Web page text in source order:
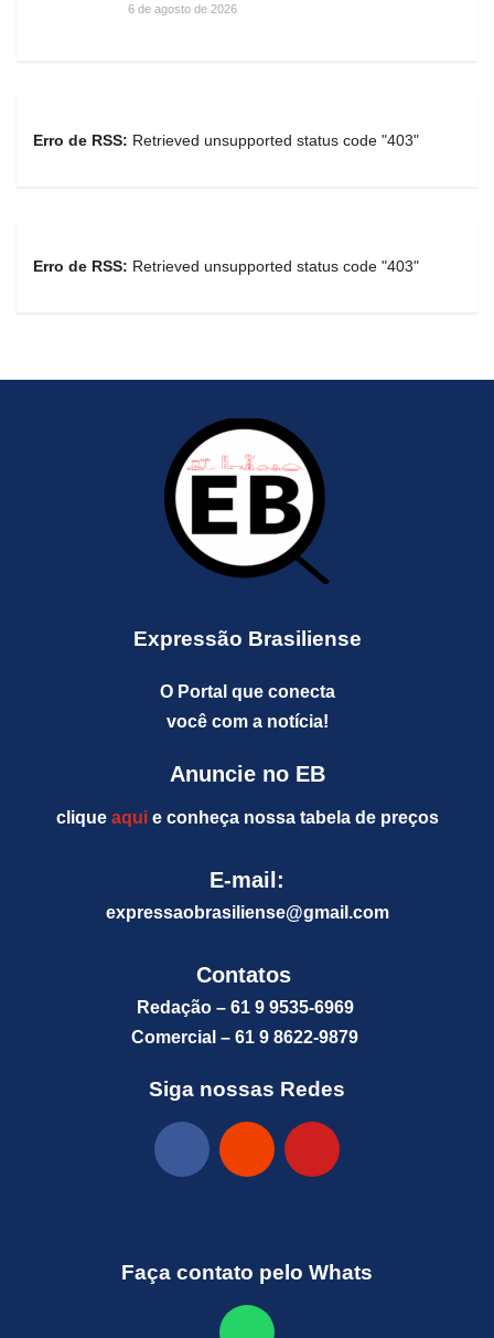
6 de agosto de 2026
Erro de RSS: Retrieved unsupported status code "403"
Erro de RSS: Retrieved unsupported status code "403"
Expressão Brasiliense
O Portal que conecta
você com a notícia!
Anuncie no EB
clique aquie conheça nossa tabela de preços
E-mail:
expressaobrasiliense@gmail.com
Contatos
Redação – 61 9 9535-6969
Comercial – 61 9 8622-9879
Siga nossas Redes
Faça contato pelo Whats